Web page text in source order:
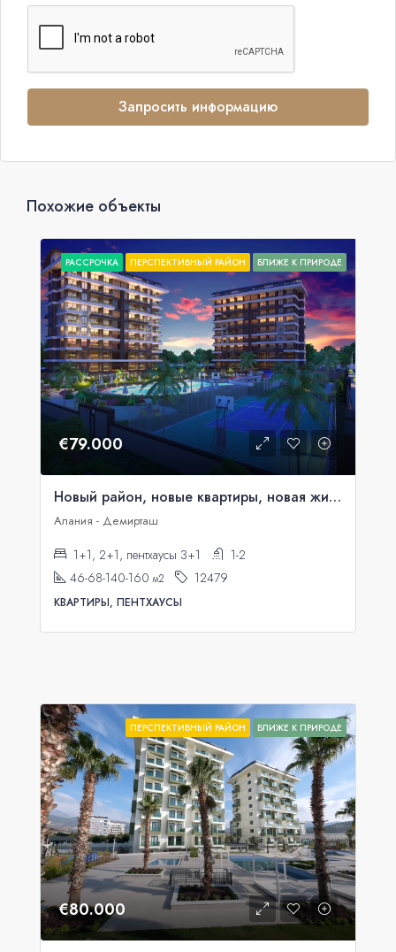
Запросить информацию
Похожие объекты
РАССРОЧКА ПЕРСПЕКТИВНЫЙ РАЙОН БЛИЖЕ К ПРИРОДЕ
€79.000
Новый район, новые квартиры, новая жизнь!
Алания - Демирташ
1+1, 2+1, пентхаусы 3+1
1-2
46-68-140-160 м2 12479
КВАРТИРЫ, ПЕНТХАУСЫ
ПЕРСПЕКТИВНЫЙ РАЙОН БЛИЖЕ К ПРИРОДЕ
€80.000